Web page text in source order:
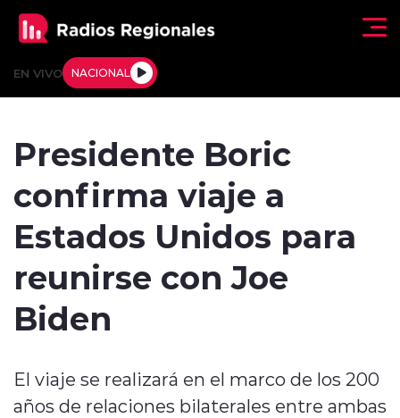
EN VIVO NACIONAL
Deportes
Internacional
Entrevistas
Presidente Boric
confirma viaje a
Estados Unidos para
reunirse con Joe
Biden
El viaje se realizará en el marco de los 200
años de relaciones bilaterales entre ambas